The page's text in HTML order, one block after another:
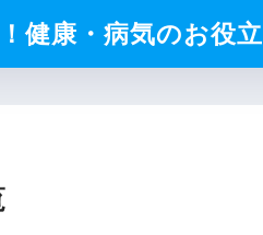
健康・病気のお役